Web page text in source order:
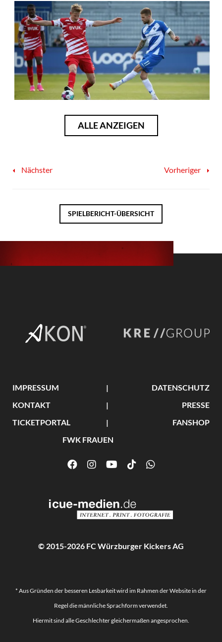
ALLE ANZEIGEN
Nächster Vorheriger
SPIELBERICHT-ÜBERSICHT
IMPRESSUM
DATENSCHUTZ
KONTAKT
PRESSE
TICKETPORTAL
FANSHOP
FWK FRAUEN
© 2015-2026 FC Würzburger Kickers AG
* Aus Gründen der besseren Lesbarkeit wird im Rahmen der Website in der
Regel die männliche Sprachform verwendet.
Hiermit sind alle Geschlechter gleichermaßen angesprochen.